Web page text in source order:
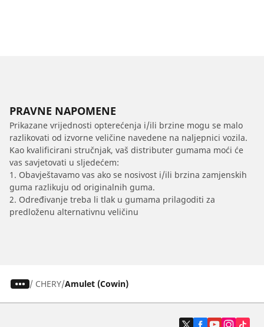
PRAVNE NAPOMENE
Prikazane vrijednosti opterećenja i/ili brzine mogu se malo
razlikovati od izvorne veličine navedene na naljepnici vozila.
Kao kvalificirani stručnjak, vaš distributer gumama moći će
vas savjetovati u sljedećem:
1. Obavještavamo vas ako se nosivost i/ili brzina zamjenskih
guma razlikuju od originalnih guma.
2. Određivanje treba li tlak u gumama prilagoditi za
predloženu alternativnu veličinu
/ CHERY Amulet (Cowin)